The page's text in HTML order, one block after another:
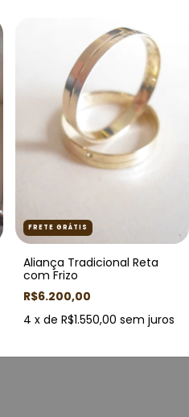
FRETE GRÁTIS
Aliança Tradicional Reta
com Frizo
R$6.200,00
4 x de R$1.550,00 sem juros